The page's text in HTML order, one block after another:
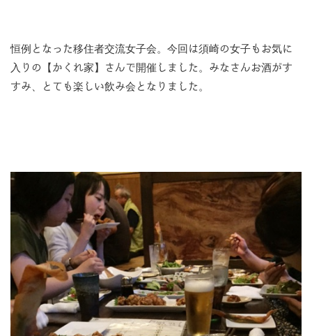
恒例となった移住者交流女子会。今回は須崎の女子もお気に
入りの【かくれ家】さんで開催しました。みなさんお酒がす
すみ、とても楽しい飲み会となりました。